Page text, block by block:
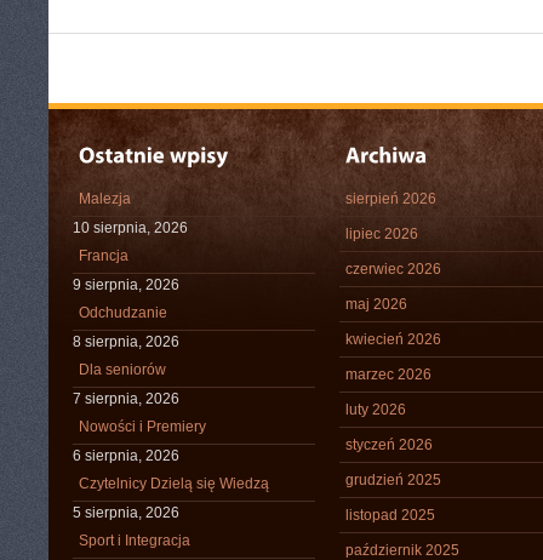
Malezja
10 sierpnia, 2026
Francja
9 sierpnia, 2026
Odchudzanie
8 sierpnia, 2026
Dla seniorów
7 sierpnia, 2026
Nowości i Premiery
6 sierpnia, 2026
Czytelnicy Dzielą się Wiedzą
5 sierpnia, 2026
Sport i Integracja
sierpień 2026
lipiec 2026
czerwiec 2026
maj 2026
kwiecień 2026
marzec 2026
luty 2026
styczeń 2026
grudzień 2025
listopad 2025
październik 2025